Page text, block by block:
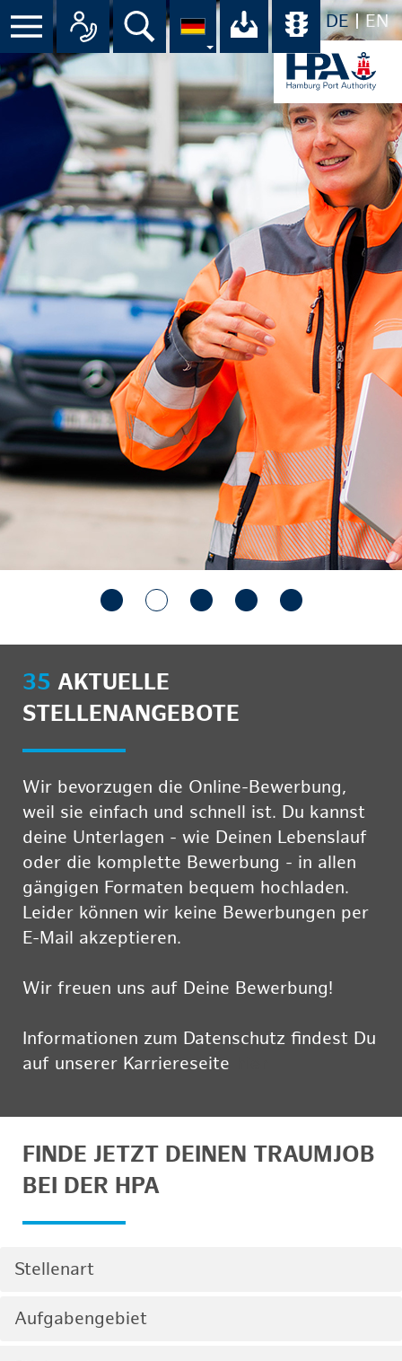
DE EN
Menü Alle Ansprechpartner im
Suche Ihr Download-
35 AKTUELLE
STELLENANGEBOTE
Wir bevorzugen die Online-Bewerbung,
weil sie einfach und schnell ist. Du kannst
deine Unterlagen - wie Deinen Lebenslauf
oder die komplette Bewerbung - in allen
gängigen Formaten bequem hochladen.
Leider können wir keine Bewerbungen per
E-Mail akzeptieren.
Wir freuen uns auf Deine Bewerbung!
Informationen zum Datenschutz findest Du
auf unserer Karriereseite
FINDE JETZT DEINEN TRAUMJOB
BEI DER HPA
Stellenart
Aufgabengebiet